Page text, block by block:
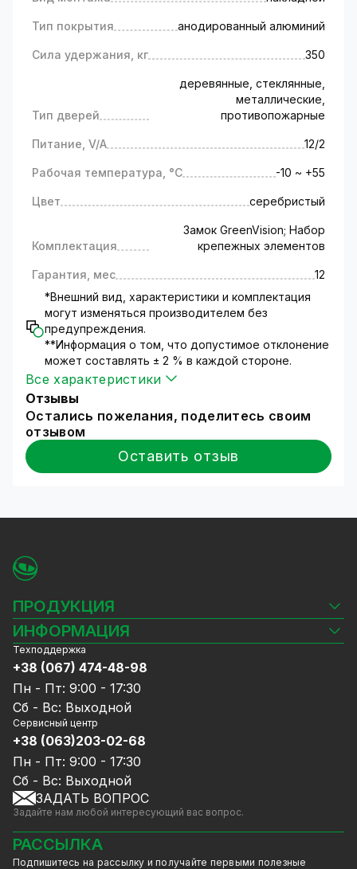
Тип покрытия анодированный алюминий
Сила удержания, кг 350
Тип дверей
деревянные, стеклянные,
металлические,
противопожарные
Питание, V/A 12/2
Рабочая температура, °C -10 ~ +55
Цвет серебристый
Комплектация
Замок GreenVision; Набор
крепежных элементов
Гарантия, мес
12
*Внешний вид, характеристики и комплектация
могут изменяться производителем без
предупреждения.
**Информация о том, что допустимое отклонение
может составлять ± 2 % в каждой стороне.
Все характеристики
Отзывы
Остались пожелания, поделитесь своим
отзывом
Оставить отзыв
ПРОДУКЦИЯ
Камеры видеонаблюдения
Видеорегистраторы
Комплекты видеонаблюдения
СКУД
Источники питания
Сетевое оборудование
Ноутбуки и компьютеры
Аксессуары
Акции
Уцененный товар
GreenVision скидки
Мерч от GreenVision
Товары для дома
ИНФОРМАЦИЯ
Блог
Доставка и оплата
Гарантия и Сервисное обслуживание
Политика конфиденциальности
Договор публичной оферты
Сотрудничество
Услуги
Калькулятор расчёта объёма HDD
Техподдержка
+38 (067) 474-48-98
Пн - Пт: 9:00 - 17:30
Сб - Вс: Выходной
Сервисный центр
+38 (063)203-02-68
Пн - Пт: 9:00 - 17:30
Сб - Вс: Выходной
ЗАДАТЬ ВОПРОС
Задайте нам любой интересующий вас вопрос.
РАССЫЛКА
Подпишитесь на рассылку и получайте первыми полезные